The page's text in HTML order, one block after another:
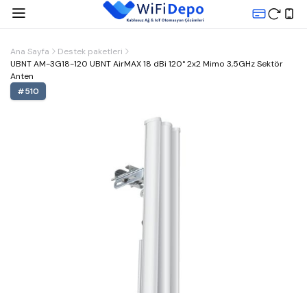
Ana Sayfa
Destek paketleri
UBNT AM-3G18-120 UBNT AirMAX 18 dBi 120° 2x2 Mimo 3,5GHz Sektör
Anten
#510